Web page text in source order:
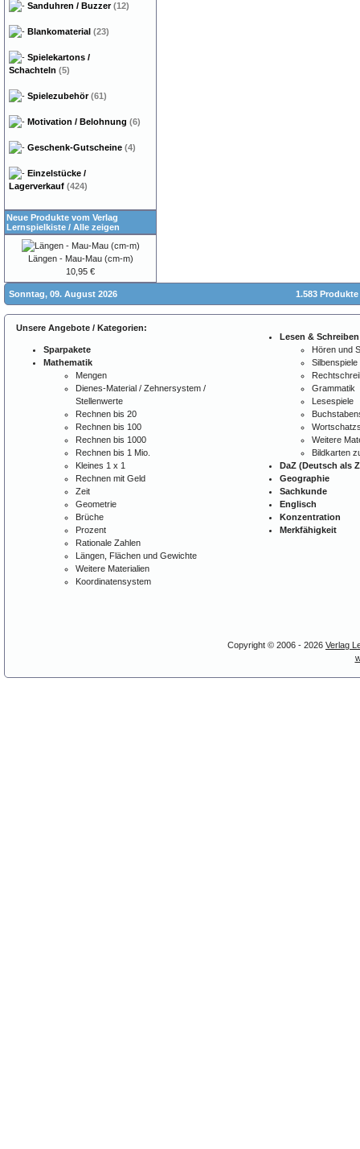
Sanduhren / Buzzer(12)
Blankomaterial (23)
Spielekartons /
Schachteln (5)
Spielezubehör(61)
Motivation / Belohnung (6)
Geschenk-Gutscheine (4)
Einzelstücke /
Lagerverkauf (424)
Neue Produkte vom Verlag
Lernspielkiste / Alle zeigen
Längen - Mau-Mau (cm-m)
10,95 €
Sonntag, 09. August 2026 1.583
Unsere Angebote / Kategorien:
Sparpakete
Mathematik
Mengen
Dienes-Material / Zehnersystem /
Stellenwerte
Rechnen bis 20
Rechnen bis 100
Rechnen bis 1000
Rechnen bis 1 Mio.
Kleines 1 x 1
Rechnen mit Geld
Zeit
Geometrie
Brüche
Prozent
Rationale Zahlen
Längen, Flächen und Gewichte
Weitere Materialien
Koordinatensystem
Lesen & Schreiben
Hören und
Silbenspiele
Grammatik
Lesespiele
Weitere
Bildkarten
DaZ (Deutsch als
Geographie
Sachkunde
Englisch
Konzentration
Merkfähigkeit
Copyright © 2006 - 2026 Verlag